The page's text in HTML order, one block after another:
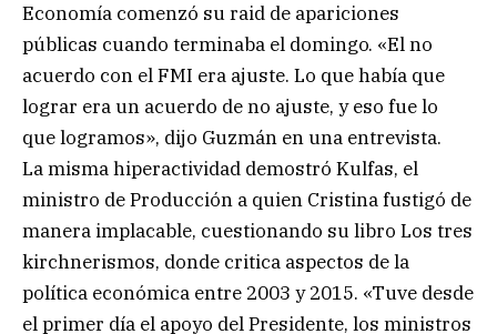
Economía comenzó su raid de apariciones
públicas cuando terminaba el domingo. «El no
acuerdo con el FMI era ajuste. Lo que había que
lograr era un acuerdo de no ajuste, y eso fue lo
que logramos», dijo Guzmán en una entrevista.
La misma hiperactividad demostró Kulfas, el
ministro de Producción a quien Cristina fustigó de
manera implacable, cuestionando su libro Los tres
kirchnerismos, donde critica aspectos de la
política económica entre 2003 y 2015. «Tuve desde
el primer día el apoyo del Presidente, los ministros